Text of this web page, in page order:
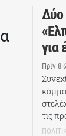
Δύο
για
Πρίν 8
τις